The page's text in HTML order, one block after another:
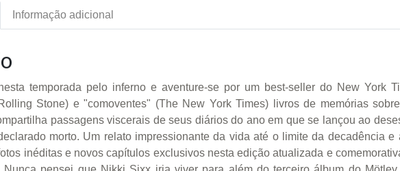
Informação adicional
temporada pelo inferno e aventure-se por um best-seller do New York
Stone) e "comoventes" (The New York Times) livros de memórias
passagens viscerais de seus diários do ano em que se lançou ao
morto. Um relato impressionante da vida até o limite da decadência
inéditas e novos capítulos exclusivos nesta edição atualizada e